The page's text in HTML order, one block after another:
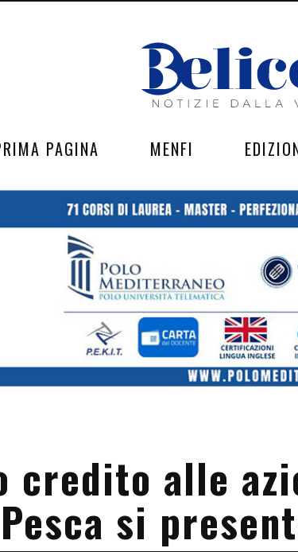
PAGINA MENFI
credito alle
Pesca si